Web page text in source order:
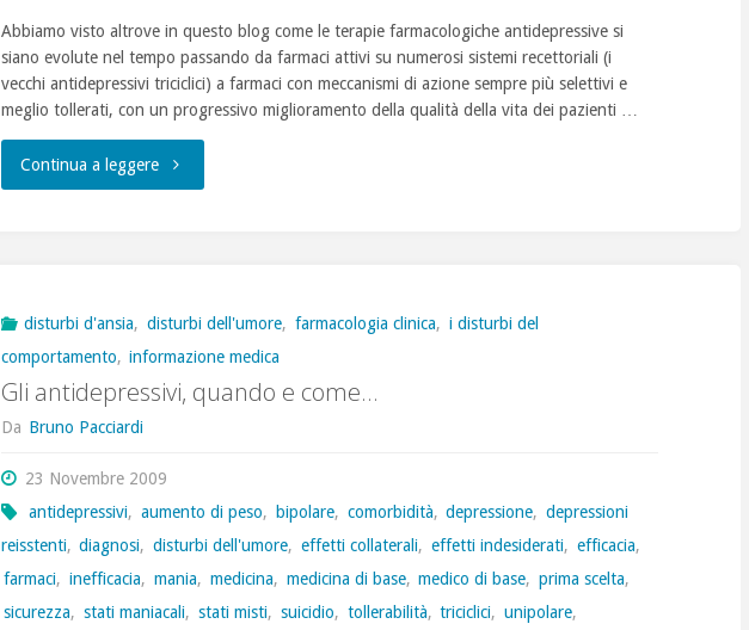
Abbiamo visto altrove in questo blog come le terapie farmacologiche antidepressive si
siano evolute nel tempo passando da farmaci attivi su numerosi sistemi recettoriali (i
vecchi antidepressivi triciclici) a farmaci con meccanismi di azione sempre più selettivi e
meglio tollerati, con un progressivo miglioramento della qualità della vita dei pazienti …
Continua a leggere"le
antidepressivi,
due
di
disturbi d'ansia, disturbi dell'umore, farmacologia clinica, i disturbi del
comportamento, informazione medica
Gli antidepressivi, quando e come…
Da Bruno Pacciardi
23 Novembre 2009
antidepressivi, aumento di peso, bipolare, comorbidità, depressione, depressioni
reisstenti, diagnosi, disturbi dell'umore, effetti collaterali, effetti indesiderati, efficacia,
farmaci, inefficacia, mania, medicina, medicina di base, medico di base, prima scelta,
sicurezza, stati maniacali, stati misti, suicidio, tollerabilità, triciclici, unipolare,